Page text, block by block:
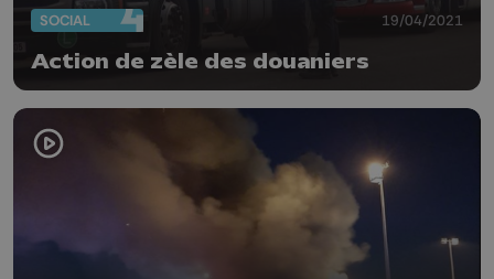
SOCIAL 19/04/2021
Action de zèle des douaniers